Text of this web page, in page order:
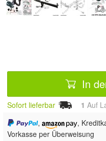
In
Sofort lieferbar 1 Auf
,
,
Vorkasse per Überweisung